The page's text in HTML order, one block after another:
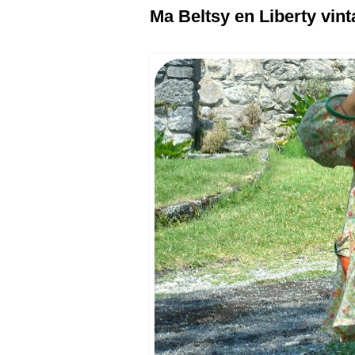
Ma Beltsy en Liberty